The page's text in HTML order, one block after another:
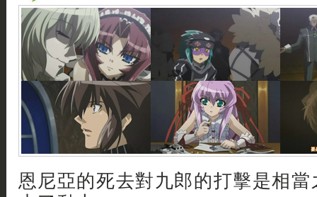
恩尼亞的死去對九郎的打擊是相